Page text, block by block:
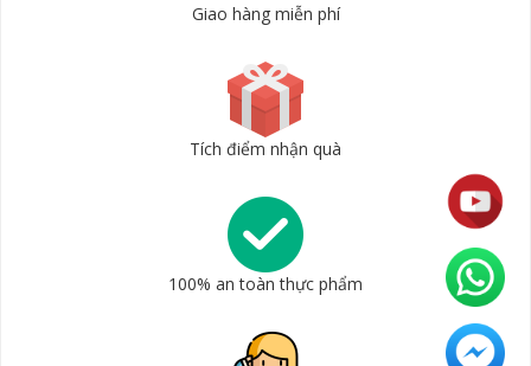
Giao hàng miễn phí
Tích điểm nhận quà
100% an toàn thực phẩm